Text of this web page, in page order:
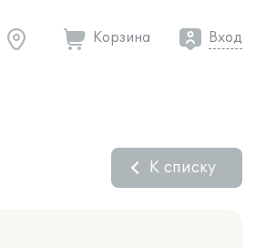
Корзина Вход
К списку